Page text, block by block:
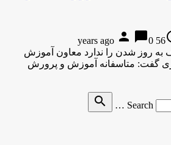
56 years ago
person chat_bubble0
روز شدن را ندارد معاون آموزش
گفت: متاسفانه آموزش و پرورش
Search …
search